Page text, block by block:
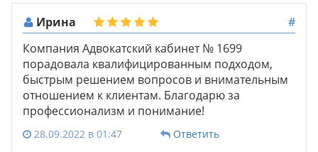
Ирина
#
Компания Адвокатский кабинет № 1699
порадовала квалифицированным подходом,
быстрым решением вопросов и внимательным
отношением к клиентам. Благодарю за
профессионализм и понимание!
28.09.2022 в 01:47 Ответить